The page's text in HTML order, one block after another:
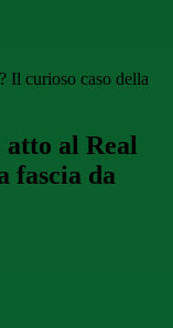
Il curioso caso della
al Real
fascia da